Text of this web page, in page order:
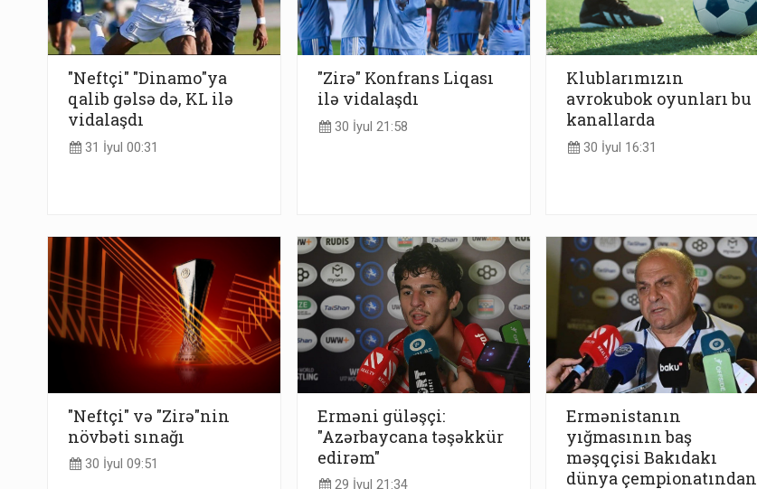
"Neftçi" "Dinamo"ya
qalib gəlsə də, KL ilə
vidalaşdı
31 İyul 00:31
"Zirə" Konfrans Liqası
ilə vidalaşdı
30 İyul 21:58
Klublarımızın
avrokubok oyunları bu
kanallarda
30 İyul 16:31
"Neftçi" və "Zirə"nin
növbəti sınağı
30 İyul 09:51
Erməni güləşçi:
"Azərbaycana təşəkkür
edirəm"
29 İyul 21:34
Ermənistanın
yığmasının baş
məşqçisi Bakıdakı
dünya çempionatından